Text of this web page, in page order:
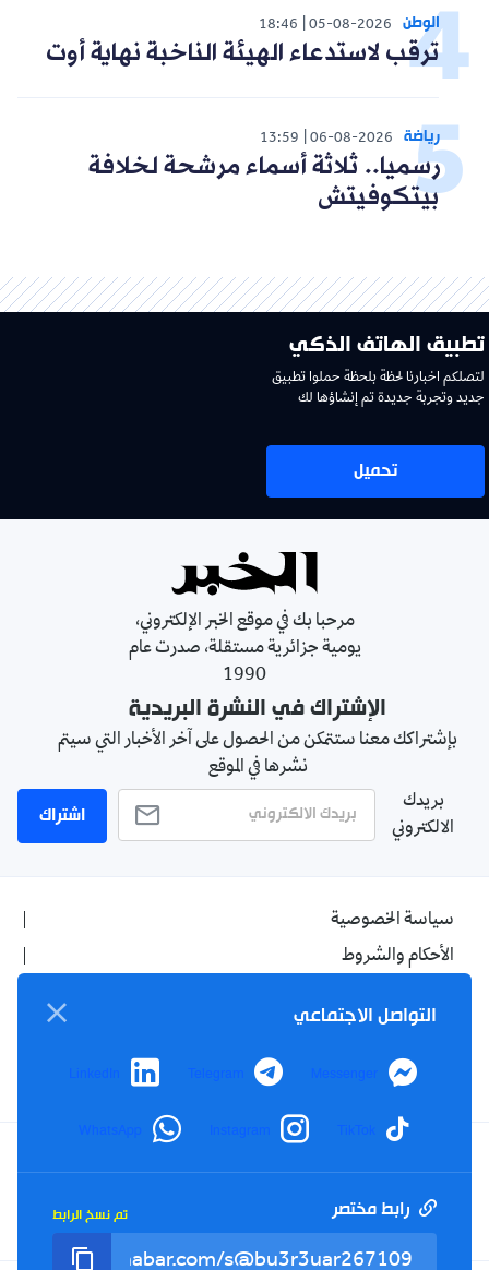
الوطن 05-08-2026
18:46
ترقب لاستدعاء الهيئة الناخبة نهاية أوت
رياضة 06-08-2026
13:59
رسميا.. ثلاثة أسماء مرشحة لخلافة
بيتكوفيتش
تطبيق الهاتف الذكي
لتصلكم اخبارنا لحظة بلحظة حملوا تطبيق
جديد وتجربة جديدة تم إنشاؤها لك
تحميل
مرحبا بك في موقع الخبر الإلكتروني،
يومية جزائرية مستقلة، صدرت عام
1990
الإشتراك في النشرة البريدية
بإشتراكك معنا ستتمكن من الحصول على آخر الأخبار التي سيتم
نشرها في الموقع
بريدك
الالكتروني
اشتراك
سياسة الخصوصية
الأحكام والشروط
اتصل بنا
من نحن
Facebook
YouTube
TikTok
Twitter
التواصل الاجتماعي
Messenger
Telegram
LinkedIn
TikTok
Instagram
WhatsApp
رابط مختصر تم نسخ الرابط